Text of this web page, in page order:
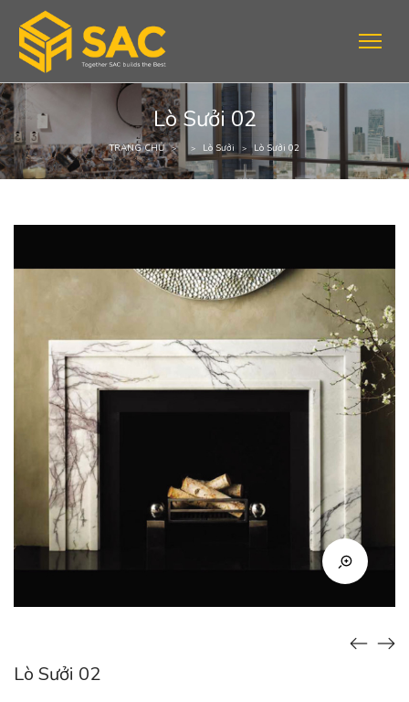
Lò Sưởi 02
TRANG CHỦ > > Lò Sưởi > Lò Sưởi 02
Lò Sưởi 02